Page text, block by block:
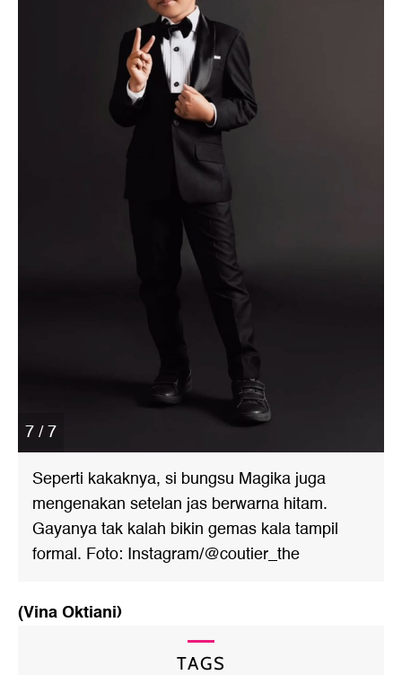
7 / 7
Seperti kakaknya, si bungsu Magika juga
mengenakan setelan jas berwarna hitam.
Gayanya tak kalah bikin gemas kala tampil
formal. Foto: Instagram/@coutier_the
(Vina Oktiani)
TAGS